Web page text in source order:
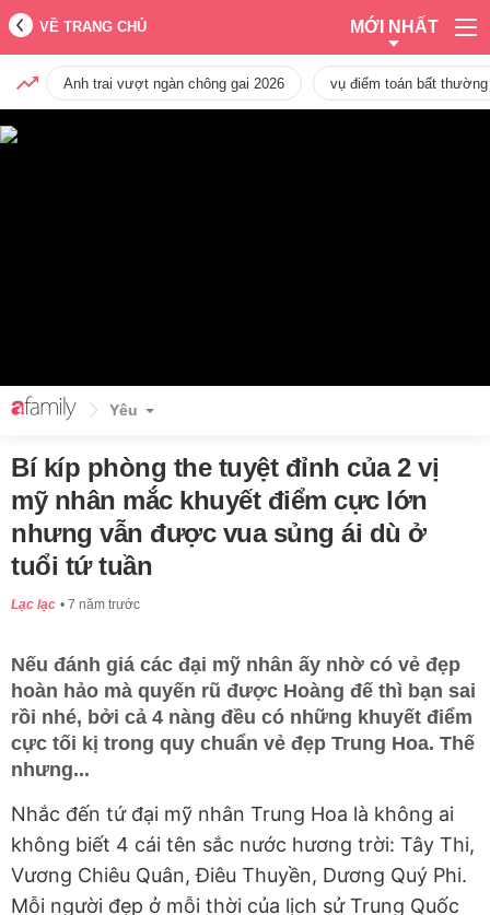
VỀ TRANG CHỦ MỚI NHẤT
Anh trai vượt ngàn chông gai 2026 vụ điểm toán bất
Yêu
Bí kíp phòng the tuyệt đỉnh của 2 vị
mỹ nhân mắc khuyết điểm cực lớn
nhưng vẫn được vua sủng ái dù ở
tuổi tứ tuần
Lạc lạc 7 năm trước
Nếu đánh giá các đại mỹ nhân ấy nhờ có vẻ đẹp
hoàn hảo mà quyến rũ được Hoàng đế thì bạn sai
rồi nhé, bởi cả 4 nàng đều có những khuyết điểm
cực tối kị trong quy chuẩn vẻ đẹp Trung Hoa. Thế
nhưng...
Nhắc đến tứ đại mỹ nhân Trung Hoa là không ai
không biết 4 cái tên sắc nước hương trời: Tây Thi,
Vương Chiêu Quân, Điêu Thuyền, Dương Quý Phi.
Mỗi người đẹp ở mỗi thời của lịch sử Trung Quốc